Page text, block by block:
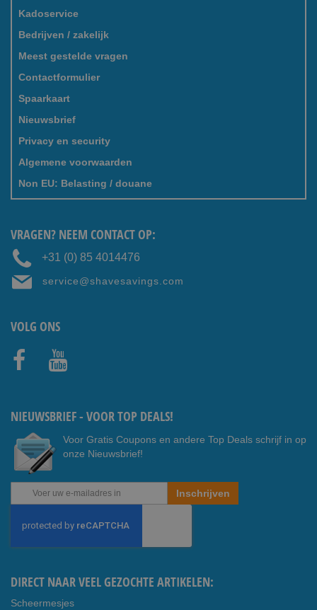
Kadoservice
Bedrijven / zakelijk
Meest gestelde vragen
Contactformulier
Spaarkaart
Nieuwsbrief
Privacy en security
Algemene voorwaarden
Non EU: Belasting / douane
VRAGEN? NEEM CONTACT OP:
+31 (0) 85 4014476
service@shavesavings.com
VOLG ONS
NIEUWSBRIEF - VOOR TOP DEALS!
Voor Gratis Coupons en andere Top Deals schrijf in op
onze Nieuwsbrief!
Abonneer
u
onze
nieuwsbrief
Inschrijven
DIRECT NAAR VEEL GEZOCHTE ARTIKELEN:
Scheermesjes